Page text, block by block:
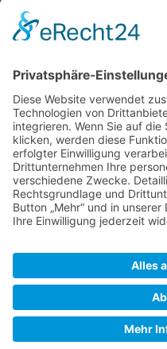
Persönliche Daten
Reviere
Törnberichte
Sonstiges
Zuletzt bearbeitet vor
SkipperGuide